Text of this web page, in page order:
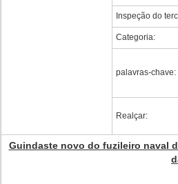
Inspeção do
Categoria:
palavras-chave:
Realçar:
Guindaste novo do fuzileiro naval